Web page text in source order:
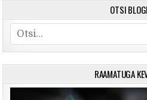
OTSI
Search for:
RAAMATUGA